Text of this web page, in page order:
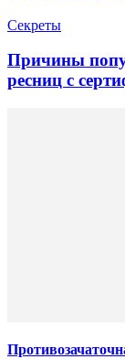
Секреты
Причины
ресниц с